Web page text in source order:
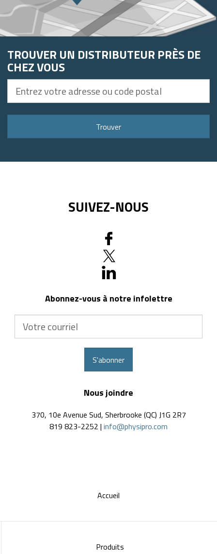
TROUVER UN DISTRIBUTEUR PRÈS DE
CHEZ VOUS
votre
Trouver
SUIVEZ-NOUS
Abonnez-vous à notre infolettre
S'abonner
Nous joindre
370, 10e Avenue Sud, Sherbrooke (QC) J1G 2R7
819 823-2252 | info@physipro.com
Accueil
Produits